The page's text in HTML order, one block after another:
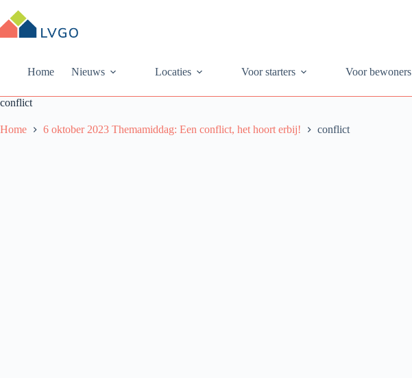
naar
de
Home Nieuws Locaties Voor starters Voor bewoners
conflict
Home 6 oktober 2023 Themamiddag: Een conflict, het hoort erbij! conflict